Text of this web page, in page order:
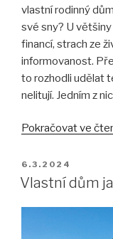
vlastní rodinný
své sny? U
financí, strach ze
informovanost.
to rozhodli udělat
nelitují. Jedním z
Pokračovat ve
PUBLIKOVÁNO
6.3.2024
Vlastní dům